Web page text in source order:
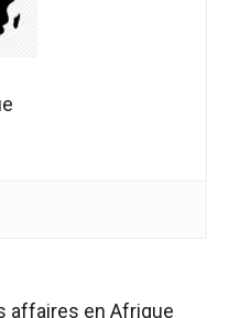
affaires en Afrique